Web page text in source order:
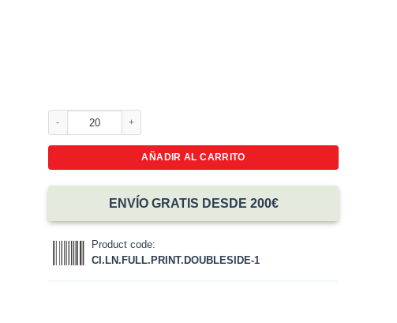
AÑADIR AL CARRITO
ENVÍO GRATIS DESDE 200€
Product code:
CI.LN.FULL.PRINT.DOUBLESIDE-1